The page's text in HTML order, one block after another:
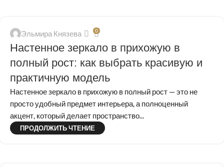
Эльмира Князева 0
Настенное зеркало в прихожую в
полный рост: как выбрать красивую и
практичную модель
Настенное зеркало в прихожую в полный рост — это не
просто удобный предмет интерьера, а полноценный
акцент, который делает пространство...
ПРОДОЛЖИТЬ ЧТЕНИЕ